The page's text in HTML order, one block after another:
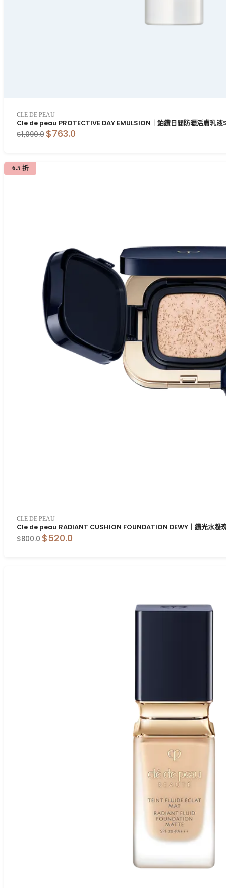
CLE DE PEAU
Cle de peau PROTECTIVE DAY EMULSION｜鉑鑽日間防曬活膚乳
$1,090.0 $763.0
6.5 折
CLE DE PEAU
Cle de peau RADIANT CUSHION FOUNDATION DEWY｜鑽光水凝
$800.0 $520.0